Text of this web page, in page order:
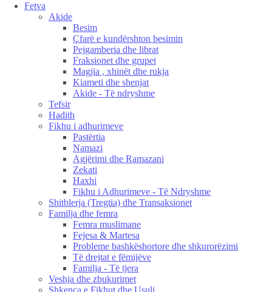
Fetva
Akide
Besim
Çfarë e kundërshton besimin
Pejgamberia dhe librat
Fraksionet dhe grupet
Magjia , xhinët dhe rukja
Kiameti dhe shenjat
Akide - Të ndryshme
Tefsir
Hadith
Fikhu i adhurimeve
Pastërtia
Namazi
Agjërimi dhe Ramazani
Zekati
Haxhi
Fikhu i Adhurimeve - Të Ndryshme
Shitblerja (Tregtia) dhe Transaksionet
Familja dhe femra
Femra muslimane
Fejesa & Martesa
Probleme bashkëshortore dhe shkurorëzimi
Të drejtat e fëmijëve
Familja - Të tjera
Veshja dhe zbukurimet
Shkenca e Fikhut dhe Usuli